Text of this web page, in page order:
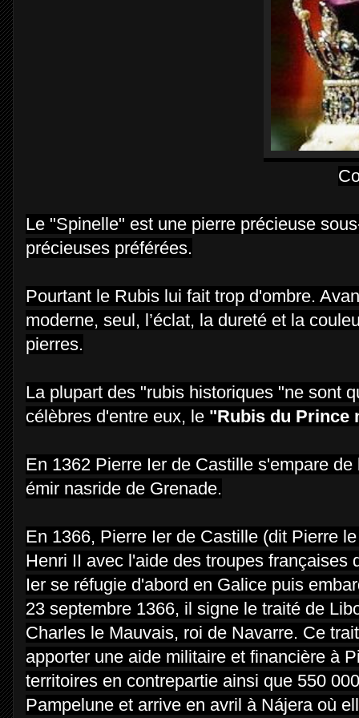
Le "Spinelle" est une pierre précieuse
précieuses préférées.
Pourtant le Rubis lui fait trop d'ombre.
moderne, seul, l’éclat, la dureté et la
pierres.
La plupart des "rubis historiques "ne sont
célèbres d'entre eux, le "Rubis du Prince
En 1362 Pierre Ier de Castille s'empare
émir nasride de Grenade.
En 1366, Pierre Ier de Castille (dit Pierre
Henri II avec l'aide des troupes
Ier se réfugie d'abord en Galice puis
23 septembre 1366, il signe le traité de
Charles le Mauvais, roi de Navarre. Ce
apporter une aide militaire et financière à
territoires en contrepartie ainsi que 550
Pampelune et arrive en avril à Nájera où